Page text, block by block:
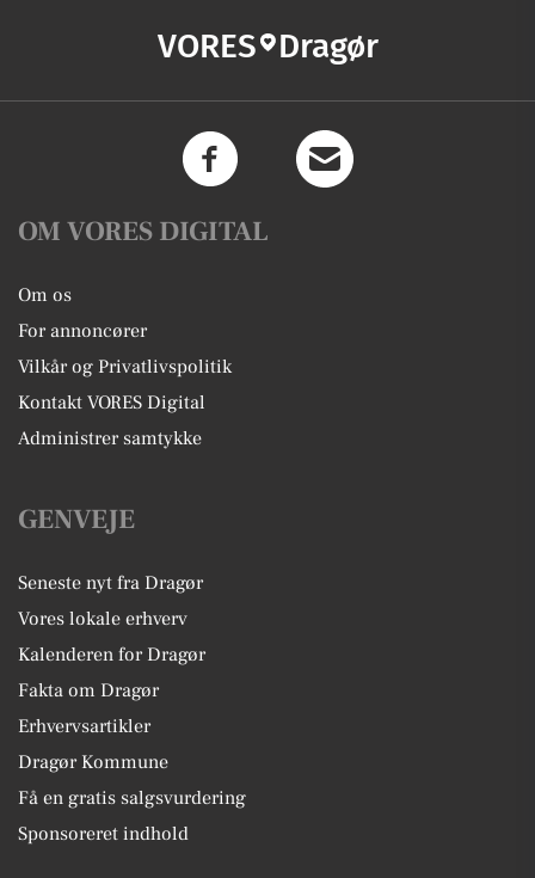
VORES Dragør
OM VORES DIGITAL
Om os
For annoncører
Vilkår og Privatlivspolitik
Kontakt VORES Digital
Administrer samtykke
GENVEJE
Seneste nyt fra Dragør
Vores lokale erhverv
Kalenderen for Dragør
Fakta om Dragør
Erhvervsartikler
Dragør Kommune
Få en gratis salgsvurdering
Sponsoreret indhold